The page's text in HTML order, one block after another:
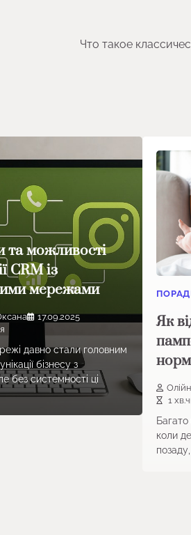
Что такое
та можливості
CRM із
мережами
17.09.2025
давно стали головним
бізнесу з
без системності ці
Як
1
коли
позаду,